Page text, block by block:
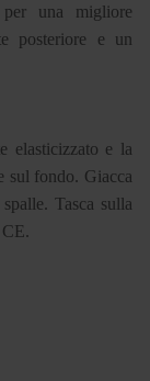
una migliore
posteriore e un
elasticizzato e la
sul fondo. Giacca
Tasca sulla